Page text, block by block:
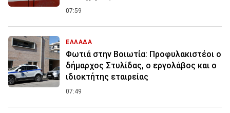
07:59
ΕΛΛΑΔΑ
Φωτιά στην Βοιωτία: Προφυλακιστέοι ο
δήμαρχος Στυλίδας, ο εργολάβος και ο
ιδιοκτήτης εταιρείας
07:49